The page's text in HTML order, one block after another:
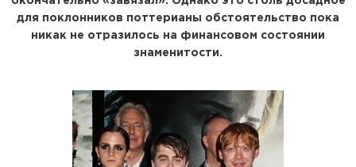
для поклонников поттерианы обстоятельство пока
никак не отразилось на финансовом состоянии
знаменитости.